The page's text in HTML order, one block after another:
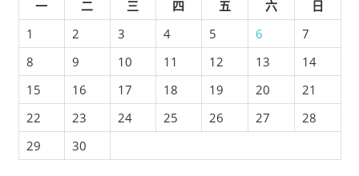
一 二 三 四 五 六
日
1
2 3 4 5 6
7
8
9 10 11 12 13
14
15
16 17 18 19 20
21
22
23 24 25 26 27
28
29
30